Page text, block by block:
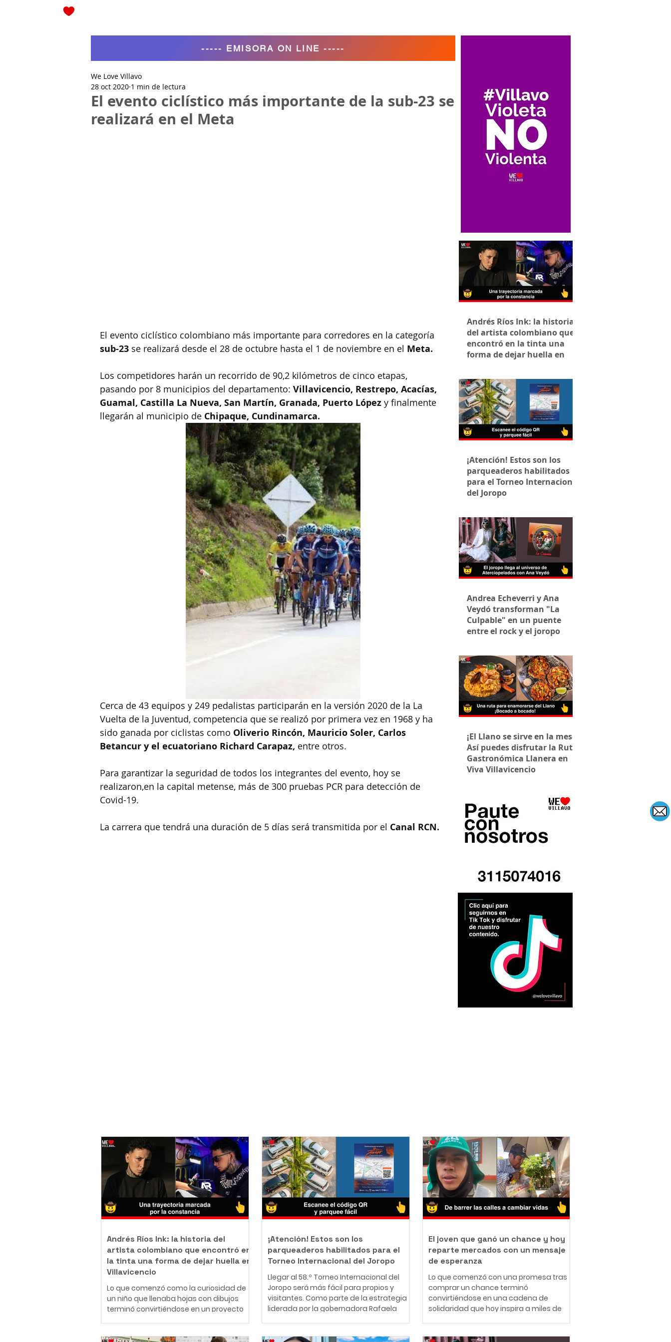
El evento ciclístico más importante de la sub-23 se
realizará en el Meta
We Love Villavo
28 oct 2020 1 min de lectura
El evento ciclístico colombiano más importante para corredores en la categoría
sub-23 se realizará desde el 28 de octubre hasta el 1 de noviembre en el Meta.
Los competidores harán un recorrido de 90,2 kilómetros de cinco etapas,
pasando por 8 municipios del departamento: Villavicencio, Restrepo, Acacías,
Guamal, Castilla La Nueva, San Martín, Granada, Puerto López y finalmente
llegarán al municipio de Chipaque, Cundinamarca.
Cerca de 43 equipos y 249 pedalistas participarán en la versión 2020 de la La
Vuelta de la Juventud, competencia que se realizó por primera vez en 1968 y ha
sido ganada por ciclistas como Oliverio Rincón, Mauricio Soler, Carlos
Betancur y el ecuatoriano Richard Carapaz, entre otros.
Para garantizar la seguridad de todos los integrantes del evento, hoy se
realizaron,en la capital metense, más de 300 pruebas PCR para detección de
Covid-19.
La carrera que tendrá una duración de 5 días será transmitida por el Canal RCN.
----- EMISORA ON LINE -----
Andrés Ríos Ink: la historia
del artista colombiano que
encontró en la tinta una
forma de dejar huella en
¡Atención! Estos son los
parqueaderos habilitados
para el Torneo Internacional
del Joropo
Andrea Echeverri y Ana
Veydó transforman "La
Culpable" en un puente
entre el rock y el joropo
¡El Llano se sirve en la mesa!
Así puedes disfrutar la Ruta
Gastronómica Llanera en
Viva Villavicencio
Andrés Ríos Ink: la historia del
artista colombiano que encontró en
la tinta una forma de dejar huella en
Villavicencio
Lo que comenzó como la curiosidad de
un niño que llenaba hojas con dibujos
terminó convirtiéndose en un proyecto
¡Atención! Estos son los
parqueaderos habilitados para el
Torneo Internacional del Joropo
Llegar al 58.º Torneo Internacional del
Joropo será más fácil para propios y
visitantes. Como parte de la estrategia
liderada por la gobernadora Rafaela
fiesta cultural del Llano, la Gobernación
El joven que ganó un chance y hoy
reparte mercados con un mensaje
de esperanza
Lo que comenzó con una promesa tras
comprar un chance terminó
convirtiéndose en una cadena de
solidaridad que hoy inspira a miles de
conocido como "Panita", combina su